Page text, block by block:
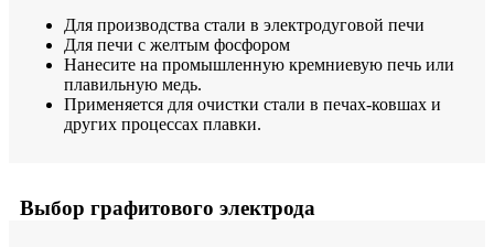
Для производства стали в электродуговой печи
Для печи с желтым фосфором
Нанесите на промышленную кремниевую печь или
плавильную медь.
Применяется для очистки стали в печах-ковшах и
других процессах плавки.
Выбор графитового электрода